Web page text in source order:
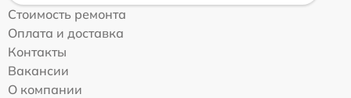
Стоимость ремонта
Оплата и доставка
Контакты
Вакансии
О компании